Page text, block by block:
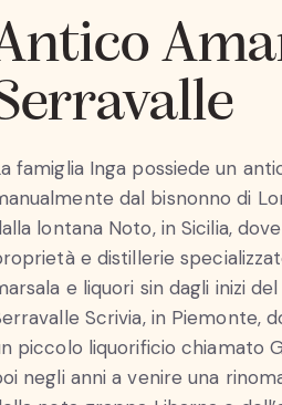
famiglia Inga possiede un
dal bisnonno di
lontana Noto, in Sicilia,
e distillerie
e liquori sin dagli inizi
Scrivia, in Piemonte,
piccolo liquorificio chiamato
negli anni a venire una